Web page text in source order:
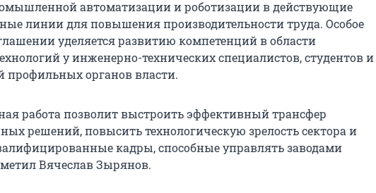
автоматизации и роботизации в действующие
линии для повышения производительности труда. Особое
уделяется развитию компетенций в области
у инженерно-технических специалистов, студентов и
профильных органов власти.
работа позволит выстроить эффективный трансфер
решений, повысить технологическую зрелость сектора и
кадры, способные управлять заводами
Вячеслав Зырянов.